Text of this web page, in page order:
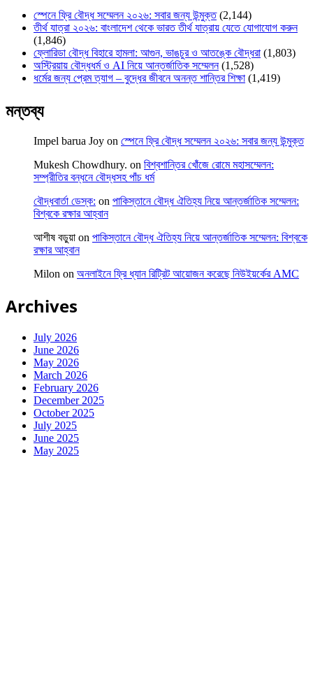
স্পেনে ফ্রি বৌদ্ধ সম্মেলন ২০২৬: সবার জন্য উন্মুক্ত (2,144)
তীর্থ যাত্রা ২০২৬: বাংলাদেশ থেকে ভারত তীর্থ যাত্রায় যেতে যোগাযোগ করুন
(1,846)
ফ্লোরিডা বৌদ্ধ বিহারে হামলা: আগুন, ভাঙচুর ও আতঙ্কে বৌদ্ধরা (1,803)
অস্ট্রিয়ায় বৌদ্ধধর্ম ও AI নিয়ে আন্তর্জাতিক সম্মেলন (1,528)
ধর্মের জন্য প্রেম ত্যাগ – বুদ্ধের জীবনে অনন্ত শান্তির শিক্ষা (1,419)
মন্তব্য
Impel barua Joy on স্পেনে ফ্রি বৌদ্ধ সম্মেলন ২০২৬: সবার জন্য উন্মুক্ত
Mukesh Chowdhury. on বিশ্বশান্তির খোঁজে রোমে মহাসম্মেলন:
সম্প্রীতির বন্ধনে বৌদ্ধসহ পাঁচ ধর্ম
বৌদ্ধবার্তা ডেস্ক: on পাকিস্তানে বৌদ্ধ ঐতিহ্য নিয়ে আন্তর্জাতিক সম্মেলন:
বিশ্বকে রক্ষার আহ্বান
আশীষ বড়ুয়া on পাকিস্তানে বৌদ্ধ ঐতিহ্য নিয়ে আন্তর্জাতিক সম্মেলন: বিশ্বকে
রক্ষার আহ্বান
Milon on অনলাইনে ফ্রি ধ্যান রিট্রিট আয়োজন করেছে নিউইয়র্কের AMC
Archives
July 2026
June 2026
May 2026
March 2026
February 2026
December 2025
October 2025
July 2025
June 2025
May 2025